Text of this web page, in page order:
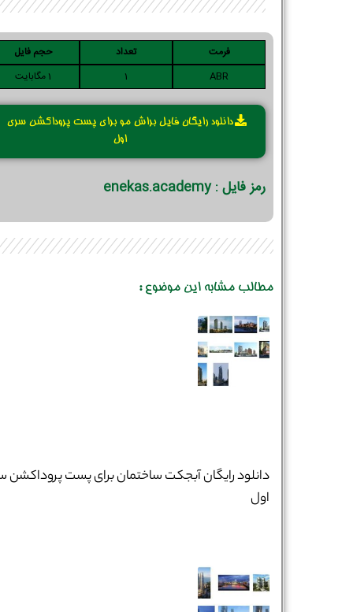
دانلود رایگان فایل براش مو برای پست پروداکشن سری
اول
رمز فایل : enekas.academy
فرمت تعداد
حجم فایل
ABR
1 1 مگابایت
مطالب مشابه این موضوع :
دانلود رایگان آبجکت ساختمان برای پست پروداکشن
اول